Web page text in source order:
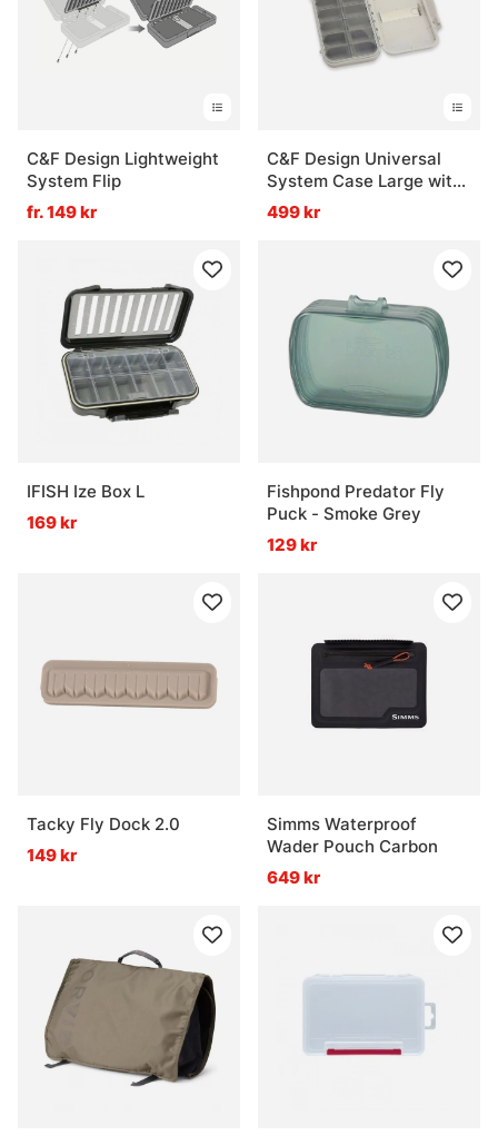
Vad är en 3730-låda?
C&F Design Lightweight
System Flip
fr. 149 kr
C&F Design Universal
System Case Large with
Comp
499 kr
IFISH Ize Box L
169 kr
Fishpond Predator Fly
Puck - Smoke Grey
129 kr
Tacky Fly Dock 2.0
149 kr
Simms Waterproof
Wader Pouch Carbon
649 kr